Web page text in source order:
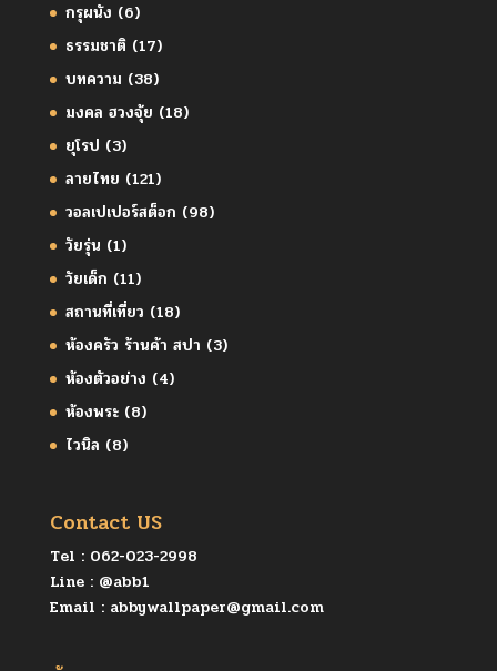
กรุผนัง (6)
ธรรมชาติ(17)
บทความ (38)
มงคล ฮวงจุ้ย (18)
ยุโรป (3)
ลายไทย (121)
วอลเปเปอร์สต็อก (98)
วัยรุ่น (1)
วัยเด็ก (11)
สถานที่เที่ยว (18)
ห้องครัว ร้านค้า สปา (3)
ห้องตัวอย่าง (4)
ห้องพระ(8)
ไวนิล (8)
Contact US
Tel : 062-023-2998
Line : @abb1
Email : abbywallpaper@gmail.com